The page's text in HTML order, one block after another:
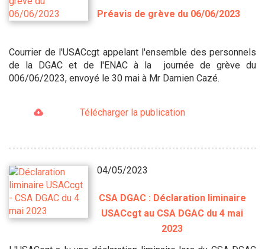
Préavis de grève du 06/06/2023
Courrier de l'USACcgt appelant l'ensemble des personnels
de la DGAC et de l'ENAC à la journée de grève du
006/06/2023, envoyé le 30 mai à Mr Damien Cazé.
Télécharger la publication
04/05/2023
CSA DGAC : Déclaration liminaire
USACcgt au CSA DGAC du 4 mai
2023